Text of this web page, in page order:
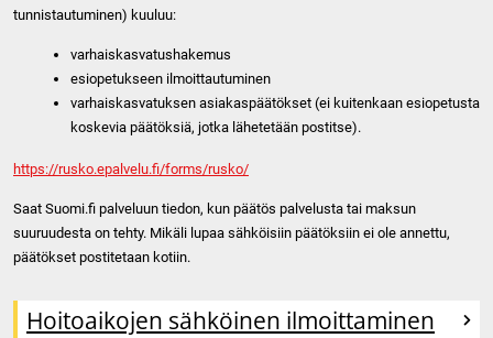
tunnistautuminen) kuuluu:
varhaiskasvatushakemus
esiopetukseen ilmoittautuminen
varhaiskasvatuksen asiakaspäätökset (ei kuitenkaan esiopetusta
koskevia päätöksiä, jotka lähetetään postitse).
https://rusko.epalvelu.fi/forms/rusko/
Saat Suomi.fi palveluun tiedon, kun päätös palvelusta tai maksun
suuruudesta on tehty. Mikäli lupaa sähköisiin päätöksiin ei ole annettu,
päätökset postitetaan kotiin.
Hoitoaikojen sähköinen ilmoittaminen